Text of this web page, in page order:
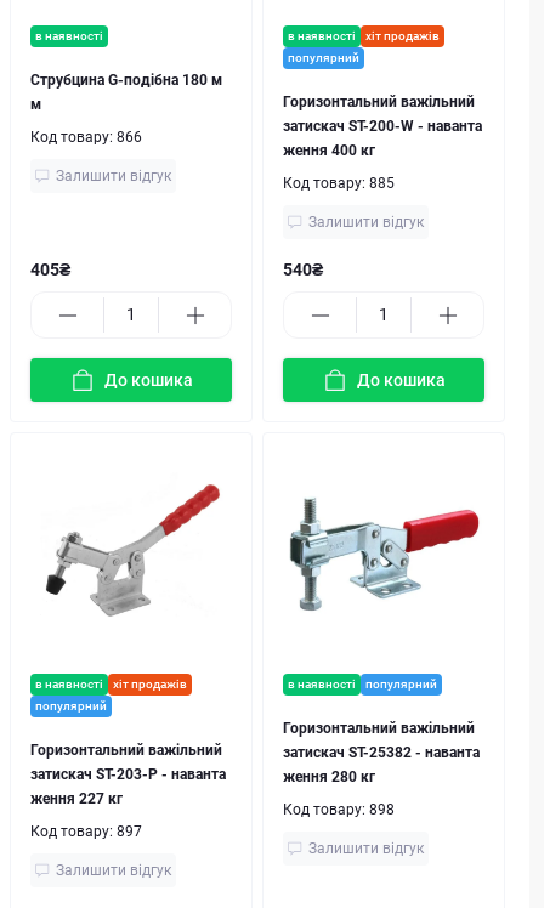
в наявності
Струбцина G-подібна 180 м
м
Код товару: 866
Залишити відгук
405₴
До кошика
в наявності
хіт продажів
популярний
Горизонтальний важільний
затискач ST-200-W - наванта
ження 400 кг
Код товару: 885
Залишити відгук
540₴
До кошика
в наявності
хіт продажів
популярний
Горизонтальний важільний
затискач ST-203-P - наванта
ження 227 кг
Код товару: 897
Залишити відгук
в наявності популярний
Горизонтальний важільний
затискач ST-25382 - наванта
ження 280 кг
Код товару: 898
Залишити відгук